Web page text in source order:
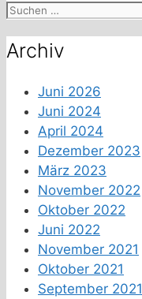
Suchen
Archiv
Juni 2026
Juni 2024
April 2024
Dezember 2023
März 2023
November 2022
Oktober 2022
Juni 2022
November 2021
Oktober 2021
September 2021